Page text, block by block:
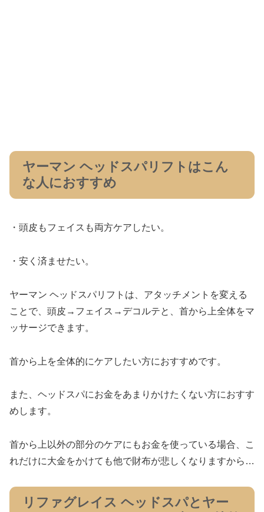
ヤーマン ヘッドスパリフトはこん
な人におすすめ
・頭皮もフェイスも両方ケアしたい。
・安く済ませたい。
ヤーマン ヘッドスパリフトは、アタッチメントを変える
ことで、頭皮→フェイス→デコルテと、首から上全体をマ
ッサージできます。
首から上を全体的にケアしたい方におすすめです。
また、ヘッドスパにお金をあまりかけたくない方におすす
めします。
首から上以外の部分のケアにもお金を使っている場合、こ
れだけに大金をかけても他で財布が悲しくなりますから…
リファグレイス ヘッドスパとヤー